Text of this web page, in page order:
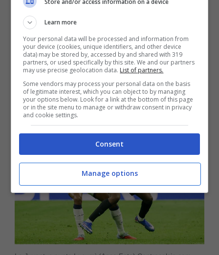
Spallettiche vuole ci siano almeno quattro
difensori di livello, anche se
punto potrebbe lasciare Torino anche in virtù
delle proposte che ha ricevuto lo stesso
Store and/or access information on a device
Learn more
Your personal data will be processed and information from
your device (cookies, unique identifiers, and other device
data) may be stored by, accessed by and shared with 319
partners, or used specifically by this site. We and our partners
may use precise geolocation data. List of partners.
Some vendors may process your personal data on the basis
of legitimate interest, which you can object to by managing
your options below. Look for a link at the bottom of this page
or in the site menu to manage or withdraw consent in privacy
and cookie settings.
Consent
Manage options